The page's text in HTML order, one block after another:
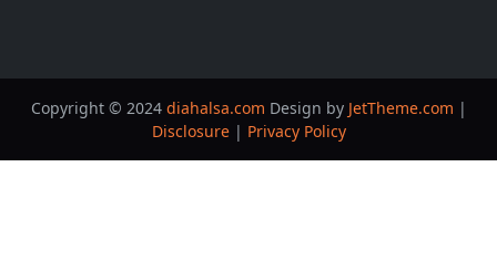
Copyright © 2024 diahalsa.com Design by JetTheme.com |
Disclosure| Privacy Policy